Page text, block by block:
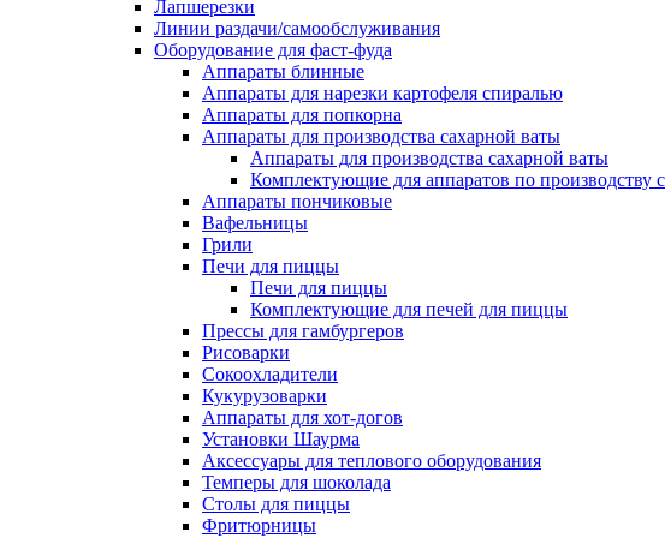
Лапшерезки
Линии раздачи/самообслуживания
Оборудование для фаст-фуда
Аппараты блинные
Аппараты для нарезки картофеля спиралью
Аппараты для попкорна
Аппараты для производства сахарной ваты
Аппараты для производства сахарной ваты
Комплектующие для аппаратов по производству
Аппараты пончиковые
Вафельницы
Грили
Печи для пиццы
Печи для пиццы
Комплектующие для печей для пиццы
Прессы для гамбургеров
Рисоварки
Сокоохладители
Кукурузоварки
Аппараты для хот-догов
Установки Шаурма
Аксессуары для теплового оборудования
Темперы для шоколада
Столы для пиццы
Фритюрницы